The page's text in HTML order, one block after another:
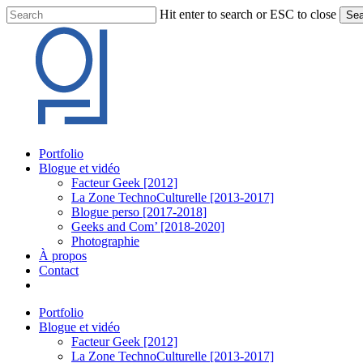
Skip
to
content
Hit enter to search or ESC to close
Search
Menu
Portfolio
Blogue et vidéo
Facteur Geek [2012]
La Zone TechnoCulturelle [2013-2017]
Blogue perso [2017-2018]
Geeks and Com’ [2018-2020]
Photographie
À propos
Contact
Portfolio
Blogue et vidéo
Facteur Geek [2012]
La Zone TechnoCulturelle [2013-2017]